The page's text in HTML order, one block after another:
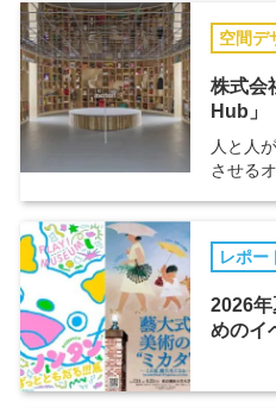
空間デ
株式会
Hub」
人と人
させる
レポー
2026
めのイ